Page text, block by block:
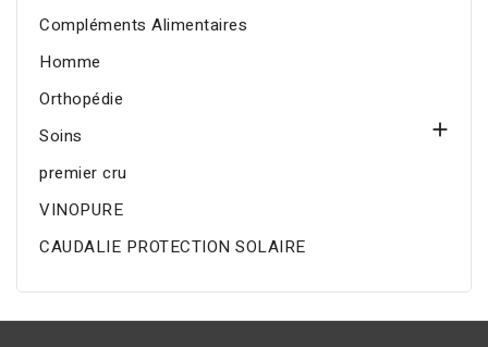
Compléments Alimentaires
Homme
Orthopédie
Soins

premier cru
VINOPURE
CAUDALIE PROTECTION SOLAIRE